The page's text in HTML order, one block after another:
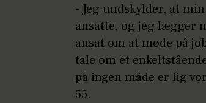
- Jeg undskylder, at
ansatte, og jeg lægger
ansat om at møde på
tale om et
på ingen måde er lig
55.